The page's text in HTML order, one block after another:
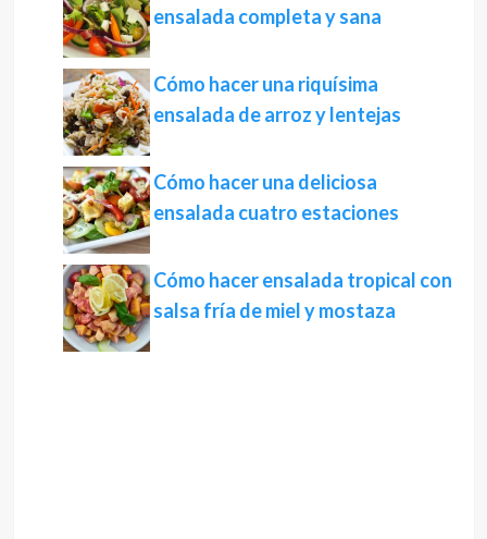
ensalada completa y sana
Cómo hacer una riquísima
ensalada de arroz y lentejas
Cómo hacer una deliciosa
ensalada cuatro estaciones
Cómo hacer ensalada tropical con
salsa fría de miel y mostaza